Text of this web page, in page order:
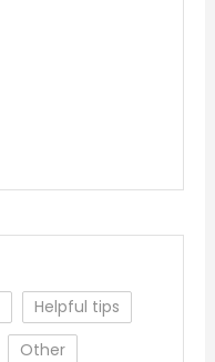
Helpful tips
Other